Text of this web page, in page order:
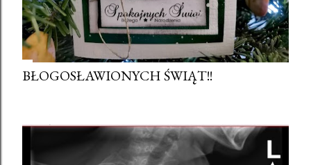
BŁOGOSŁAWIONYCH ŚWIĄT!!